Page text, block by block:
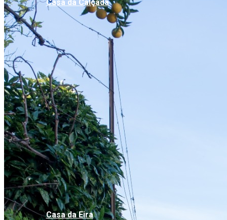
Casa da Calçada​​
Cas​​a d​​a Eira